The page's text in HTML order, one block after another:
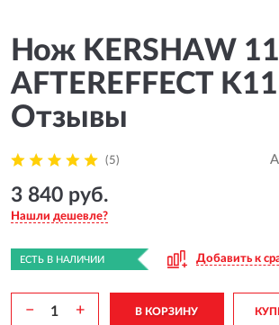
Нож KERSHAW
AFTEREFFECT
Отзывы
(5)
3 840 руб.
Нашли дешевле?
ЕСТЬ В НАЛИЧИИ Добавить к
− + В КОРЗИНУ